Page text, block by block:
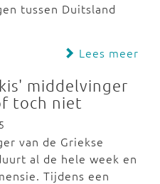
tussen Duitsland
Lees meer
middelvinger
toch niet
van de Griekse
al de hele week en
Tijdens een